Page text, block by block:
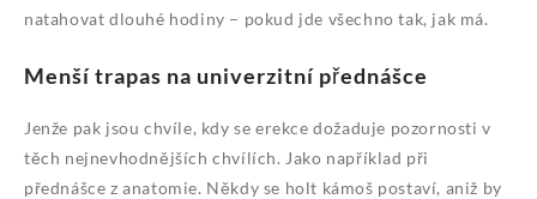
natahovat dlouhé hodiny – pokud jde všechno tak, jak má.
Menší trapas na univerzitní přednášce
Jenže pak jsou chvíle, kdy seerekce dožaduje pozornosti v
těch nejnevhodnějších chvílích. Jako například při
přednášce z anatomie. Někdy se holt kámoš postaví, aniž by